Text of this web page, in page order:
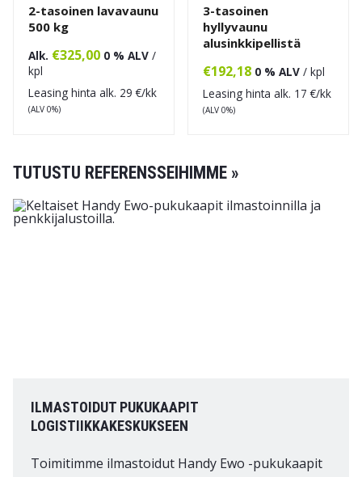
2-tasoinen lavavaunu
500 kg
Alk. €325,00 0 % ALV /
kpl
Leasing hinta alk. 29 €/kk
(ALV 0%)
3-tasoinen
hyllyvaunu
alusinkkipellistä
€192,18 0 % ALV / kpl
Leasing hinta alk. 17 €/kk
(ALV 0%)
TUTUSTU REFERENSSEIHIMME »
ILMASTOIDUT PUKUKAAPIT
LOGISTIIKKAKESKUKSEEN
Toimitimme ilmastoidut Handy Ewo -pukukaapit